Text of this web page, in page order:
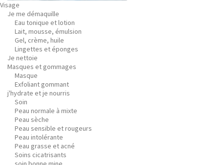
Visage
Je me démaquille
Eau tonique et lotion
Lait, mousse, émulsion
Gel, crème, huile
Lingettes et éponges
Je nettoie
Masques et gommages
Masque
Exfoliant gommant
j'hydrate et je nourris
Soin
Peau normale à mixte
Peau sèche
Peau sensible et rougeurs
Peau intolérante
Peau grasse et acné
Soins cicatrisants